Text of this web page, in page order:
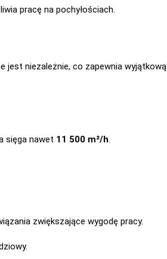
pracę na pochyłościach.
jest niezależnie, co zapewnia wyjątkową
sięga nawet 11 500 m²/h.
zwiększające wygodę pracy.